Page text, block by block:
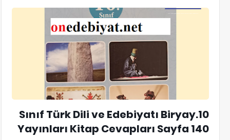
10.Sınıf Türk Dili ve Edebiyatı Biryay
Yayınları Kitap Cevapları Sayfa 140